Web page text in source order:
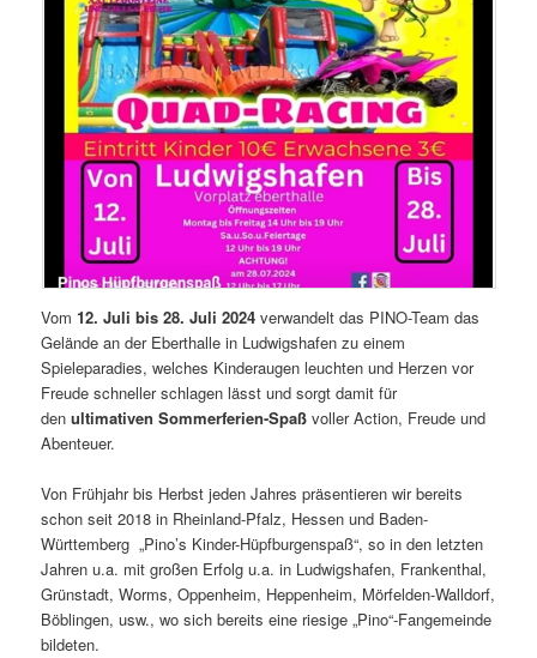
Vom12. Juli bis 28. Juli 2024verwandelt das PINO-Team das
Gelände an der Eberthalle in Ludwigshafen zu einem
Spieleparadies, welches Kinderaugen leuchten und Herzen vor
Freude schneller schlagen lässt und sorgt damit für
denultimativen Sommerferien-Spaß voller Action, Freude und
Abenteuer.
Von Frühjahr bis Herbst jeden Jahres präsentieren wir bereits
schon seit 2018 in Rheinland-Pfalz, Hessen und Baden-
Württemberg „Pino’s Kinder-Hüpfburgenspaß“, so in den letzten
Jahren u.a. mit großen Erfolg u.a. in Ludwigshafen, Frankenthal,
Grünstadt, Worms, Oppenheim, Heppenheim, Mörfelden-Walldorf,
Böblingen, usw., wo sich bereits eine riesige „Pino“-Fangemeinde
bildeten.